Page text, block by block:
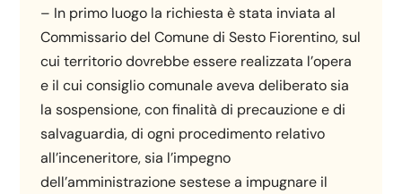
– In primo luogo la richiesta è stata inviata al
Commissario del Comune di Sesto Fiorentino, sul
cui territorio dovrebbe essere realizzata l’opera
e il cui consiglio comunale aveva deliberato sia
la sospensione, con finalità di precauzione e di
salvaguardia, di ogni procedimento relativo
all’inceneritore, sia l’impegno
dell’amministrazione sestese a impugnare il